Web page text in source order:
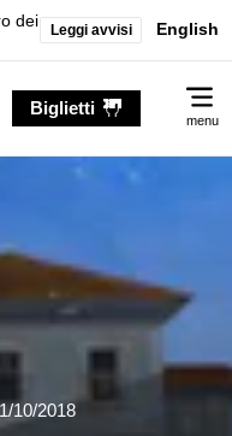
dei
Leggi avvisi English
Biglietti
menu
10/2018